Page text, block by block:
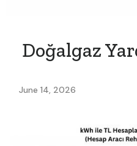
Doğalgaz
June 14, 2026